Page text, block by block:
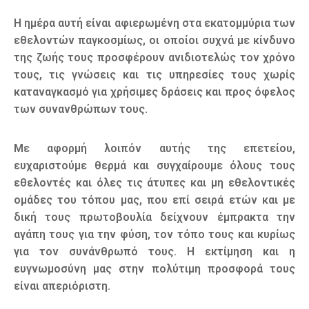
Η ημέρα αυτή είναι αφιερωμένη στα εκατομμύρια των
εθελοντών παγκοσμίως, οι οποίοι συχνά με κίνδυνο
της ζωής τους προσφέρουν ανιδιοτελώς τον χρόνο
τους, τις γνώσεις και τις υπηρεσίες τους χωρίς
καταναγκασμό για χρήσιμες δράσεις και προς όφελος
των συνανθρώπων τους.
Με αφορμή λοιπόν αυτής της επετείου,
ευχαριστούμε θερμά και συγχαίρουμε όλους τους
εθελοντές και όλες τις άτυπες και μη εθελοντικές
ομάδες του τόπου μας, που επί σειρά ετών και με
δική τους πρωτοβουλία δείχνουν έμπρακτα την
αγάπη τους για την φύση, τον τόπο τους και κυρίως
για τον συνάνθρωπό τους. Η εκτίμηση και η
ευγνωμοσύνη μας στην πολύτιμη προσφορά τους
είναι απεριόριστη.